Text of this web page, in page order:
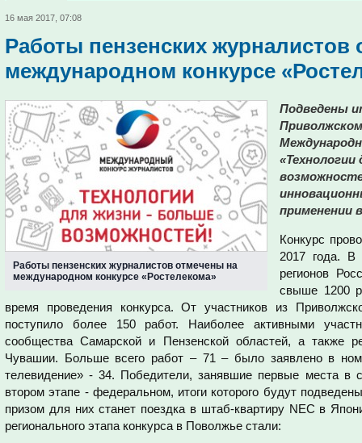
16 мая 2017, 07:08
Работы пензенских журналистов
международном конкурсе
Работы пензенских журналистов отмечены на
международном конкурсе «Ростелекома»
Подведены
применении
Конкурс
2017 года. В
регионов
свыше 1200
время проведения конкурса. От участников из
поступило более 150 работ. Наиболее активными
сообщества Самарской и Пензенской областей, а также
Чувашии. Больше всего работ – 71 – было заявлено в
телевидение» - 34. Победители, занявшие первые места в
втором этапе - федеральном, итоги которого будут
призом для них станет поездка в штаб-квартиру NEC в
регионального этапа конкурса в Поволжье стали: